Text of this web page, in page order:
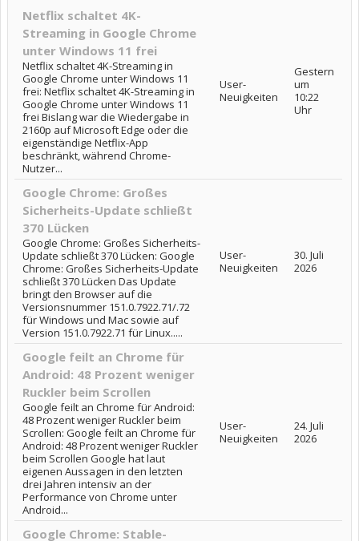
Netflix schaltet 4K-
Streaming in Google Chrome
unter Windows 11 frei
Netflix schaltet 4K-Streaming in
Google Chrome unter Windows 11
frei: Netflix schaltet 4K-Streaming in
Google Chrome unter Windows 11
frei Bislang war die Wiedergabe in
2160p auf Microsoft Edge oder die
eigenständige Netflix-App
beschränkt, während Chrome-
Nutzer...
User-
Neuigkeiten
Gestern
um
10:22
Uhr
Google Chrome: Großes
Sicherheits-Update schließt
370 Lücken
Google Chrome: Großes Sicherheits-
Update schließt 370 Lücken: Google
Chrome: Großes Sicherheits-Update
schließt 370 Lücken Das Update
bringt den Browser auf die
Versionsnummer 151.0.7922.71/.72
für Windows und Mac sowie auf
Version 151.0.7922.71 für Linux.....
User-
Neuigkeiten
30. Juli
2026
Google feilt an Chrome für
Android: 48 Prozent weniger
Ruckler beim Scrollen
Google feilt an Chrome für Android:
48 Prozent weniger Ruckler beim
Scrollen: Google feilt an Chrome für
Android: 48 Prozent weniger Ruckler
beim Scrollen Google hat laut
eigenen Aussagen in den letzten
drei Jahren intensiv an der
Performance von Chrome unter
Android...
User-
Neuigkeiten
24. Juli
2026
Google Chrome: Stable-